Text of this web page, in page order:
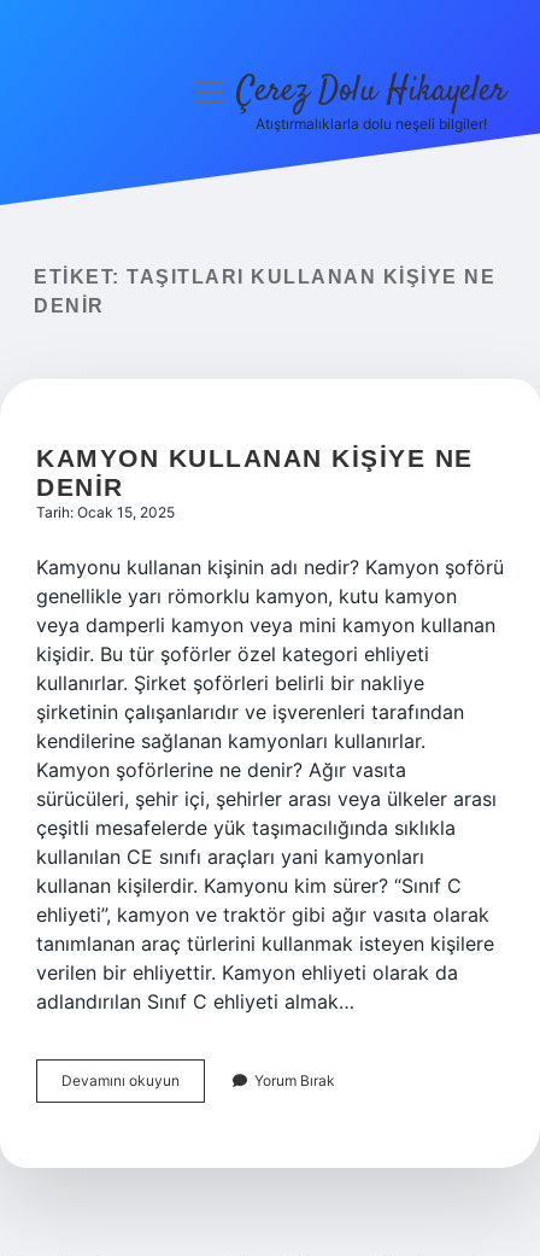
Yasal Uyarı
menüyüÇerez Dolu Hikayeler
Atıştırmalıklarla dolu neşeli bilgiler!
ETIKET: TAŞITLARI KULLANAN KIŞIYE NE
DENIR
KAMYON KULLANAN KIŞIYE NE
DENIR
Tarih: Ocak 15, 2025
Kamyonu kullanan kişinin adı nedir? Kamyon şoförü
genellikle yarı römorklu kamyon, kutu kamyon
veya damperli kamyon veya mini kamyon kullanan
kişidir. Bu tür şoförler özel kategori ehliyeti
kullanırlar. Şirket şoförleri belirli bir nakliye
şirketinin çalışanlarıdır ve işverenleri tarafından
kendilerine sağlanan kamyonları kullanırlar.
Kamyon şoförlerine ne denir? Ağır vasıta
sürücüleri, şehir içi, şehirler arası veya ülkeler arası
çeşitli mesafelerde yük taşımacılığında sıklıkla
kullanılan CE sınıfı araçları yani kamyonları
kullanan kişilerdir. Kamyonu kim sürer? “Sınıf C
ehliyeti”, kamyon ve traktör gibi ağır vasıta olarak
tanımlanan araç türlerini kullanmak isteyen kişilere
verilen bir ehliyettir. Kamyon ehliyeti olarak da
adlandırılan Sınıf C ehliyeti almak…
Devamını okuyun Kamyon
Kullanan
Denir
Yorum Bırak